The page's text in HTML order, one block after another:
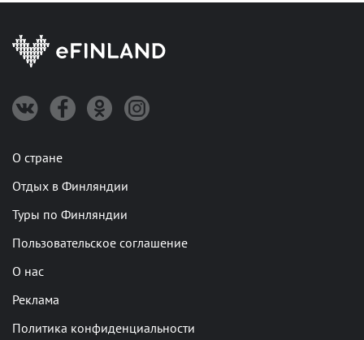
О стране
Отдых в Финляндии
Туры по Финляндии
Пользовательское соглашение
О нас
Реклама
Политика конфиденциальности